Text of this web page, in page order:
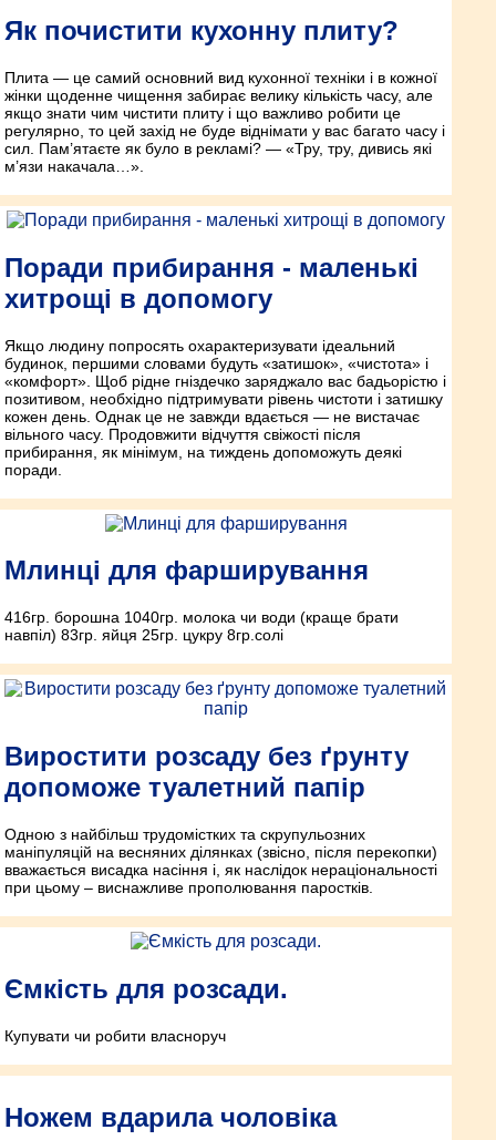
Як почистити кухонну плиту?
Плита — це самий основний вид кухонної техніки і в кожної
жінки щоденне чищення забирає велику кількість часу, але
якщо знати чим чистити плиту і що важливо робити це
регулярно, то цей захід не буде віднімати у вас багато часу і
сил. Пам’ятаєте як було в рекламі? — «Тру, тру, дивись які
м’язи накачала…».
Поради прибирання - маленькі
хитрощі в допомогу
Якщо людину попросять охарактеризувати ідеальний
будинок, першими словами будуть «затишок», «чистота» і
«комфорт». Щоб рідне гніздечко заряджало вас бадьорістю і
позитивом, необхідно підтримувати рівень чистоти і затишку
кожен день. Однак це не завжди вдається — не вистачає
вільного часу. Продовжити відчуття свіжості після
прибирання, як мінімум, на тиждень допоможуть деякі
поради.
Млинці для фарширування
416гр. борошна 1040гр. молока чи води (краще брати
навпіл) 83гр. яйця 25гр. цукру 8гр.солі
Виростити розсаду без ґрунту
допоможе туалетний папір
Одною з найбільш трудомістких та скрупульозних
маніпуляцій на весняних ділянках (звісно, після перекопки)
вважається висадка насіння і, як наслідок нераціональності
при цьому – виснажливе прополювання паростків.
Ємкість для розсади.
Купувати чи робити власноруч
Ножем вдарила чоловіка